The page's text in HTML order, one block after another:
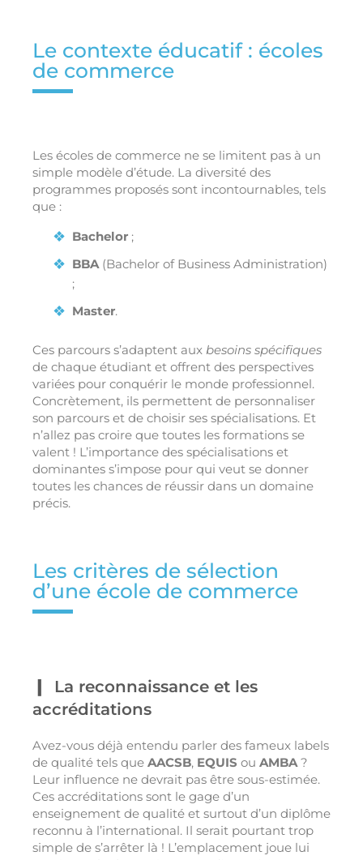
Le contexte éducatif : écoles
de commerce
Les écoles de commerce ne se limitent pas à un
simple modèle d’étude. La diversité des
programmes proposés sont incontournables, tels
que :
Bachelor ;
BBA(Bachelor of Business Administration)
;
Master.
Ces parcours s’adaptent aux besoins spécifiques
de chaque étudiant et offrent des perspectives
variées pour conquérir le monde professionnel.
Concrètement, ils permettent de personnaliser
son parcours et de choisir ses spécialisations. Et
n’allez pas croire que toutes les formations se
valent ! L’importance des spécialisations et
dominantes s’impose pour qui veut se donner
toutes les chances de réussir dans un domaine
précis.
Les critères de sélection
d’une école de commerce
La reconnaissance et les
accréditations
Avez-vous déjà entendu parler des fameux labels
de qualité tels que AACSB, EQUIS ou AMBA?
Leur influence ne devrait pas être sous-estimée.
Ces accréditations sont le gage d’un
enseignement de qualité et surtout d’un diplôme
reconnu à l’international. Il serait pourtant trop
simple de s’arrêter là ! L’emplacement joue lui